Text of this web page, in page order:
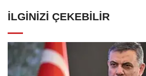
İLGINIZI ÇEKEBILIR